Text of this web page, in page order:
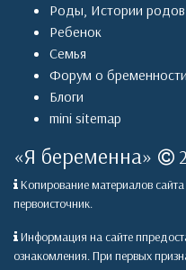
Роды, Истории родов
Ребенок
Семья
Форум о
Блоги
mini sitemap
«Я беременна»
Копирование материалов
первоисточник.
Информация на сайте
ознакомления. При первых